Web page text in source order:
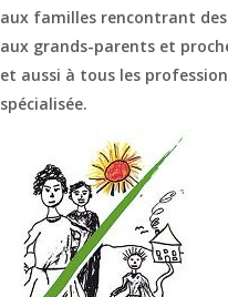
aux familles rencontrant
aux grands-parents et
et aussi à tous les
spécialisée.